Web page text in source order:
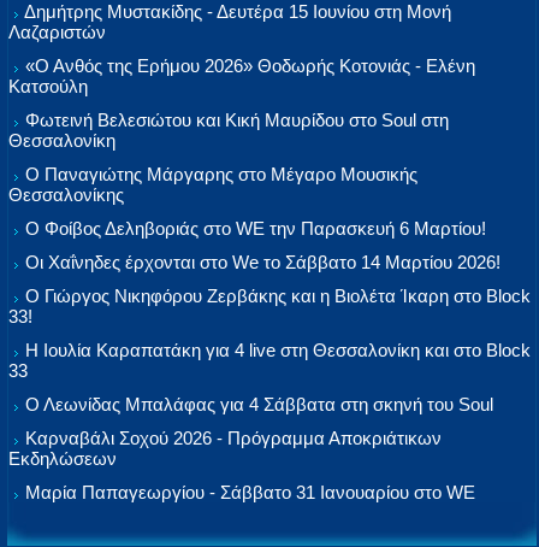
Δημήτρης Μυστακίδης - Δευτέρα 15 Ιουνίου στη Μονή
Λαζαριστών
«Ο Ανθός της Ερήμου 2026» Θοδωρής Κοτονιάς - Ελένη
Κατσούλη
Φωτεινή Βελεσιώτου και Κική Μαυρίδου στο Soul στη
Θεσσαλονίκη
Ο Παναγιώτης Μάργαρης στο Μέγαρο Μουσικής
Θεσσαλονίκης
Ο Φοίβος Δεληβοριάς στο WE την Παρασκευή 6 Μαρτίου!
Οι Χαΐνηδες έρχονται στο We το Σάββατο 14 Μαρτίου 2026!
Ο Γιώργος Νικηφόρου Ζερβάκης και η Βιολέτα Ίκαρη στο Block
33!
Η Ιουλία Καραπατάκη για 4 live στη Θεσσαλονίκη και στο Block
33
Ο Λεωνίδας Μπαλάφας για 4 Σάββατα στη σκηνή του Soul
Καρναβάλι Σοχού 2026 - Πρόγραμμα Αποκριάτικων
Εκδηλώσεων
Μαρία Παπαγεωργίου - Σάββατο 31 Ιανουαρίου στο WE